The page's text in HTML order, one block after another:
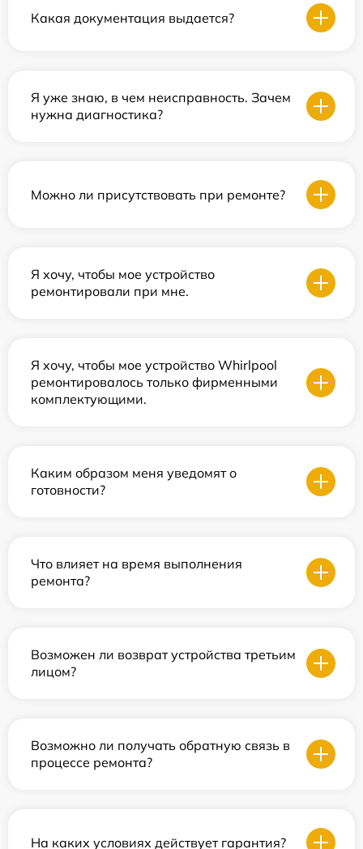
Какая документация выдается?
Я уже знаю, в чем неисправность. Зачем
нужна диагностика?
Можно ли присутствовать при ремонте?
Я хочу, чтобы мое устройство
ремонтировали при мне.
Я хочу, чтобы мое устройство Whirlpool
ремонтировалось только фирменными
комплектующими.
Каким образом меня уведомят о
готовности?
Что влияет на время выполнения
ремонта?
Возможен ли возврат устройства третьим
лицом?
Возможно ли получать обратную связь в
процессе ремонта?
На каких условиях действует гарантия?